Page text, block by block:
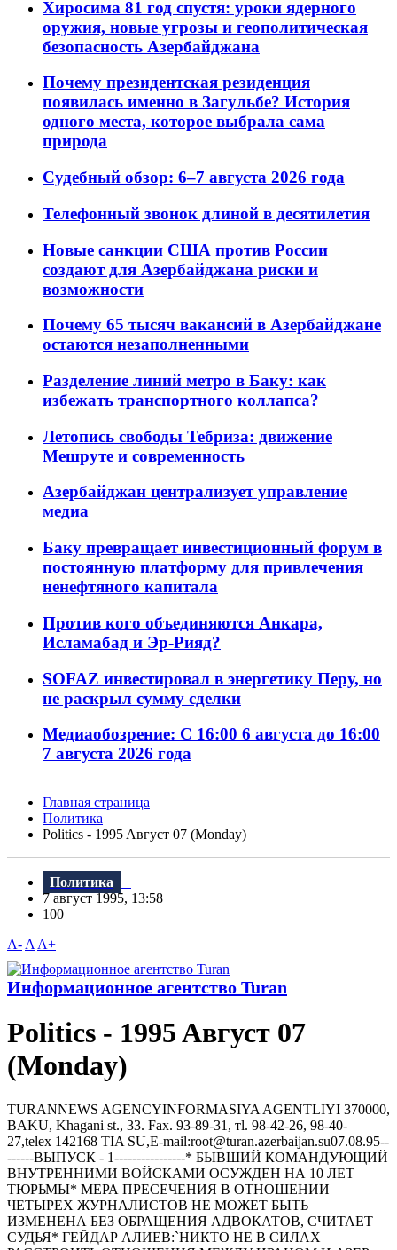
Хиросима 81 год спустя: уроки ядерного
оружия, новые угрозы и геополитическая
безопасность Азербайджана
Почему президентская резиденция
появилась именно в Загульбе? История
одного места, которое выбрала сама
природа
Судебный обзор: 6–7 августа 2026 года
Телефонный звонок длиной в десятилетия
Новые санкции США против России
создают для Азербайджана риски и
возможности
Почему 65 тысяч вакансий в Азербайджане
остаются незаполненными
Разделение линий метро в Баку: как
избежать транспортного коллапса?
Летопись свободы Тебриза: движение
Мешруте и современность
Азербайджан централизует управление
медиа
Баку превращает инвестиционный форум в
постоянную платформу для привлечения
ненефтяного капитала
Против кого объединяются Анкара,
Исламабад и Эр-Рияд?
SOFAZ инвестировал в энергетику Перу, но
не раскрыл сумму сделки
Медиаобозрение: С 16:00 6 августа до 16:00
7 августа 2026 года
Главная страница
Политика
Politics - 1995 Aвгуст 07 (Monday)
Политика
7 август 1995, 13:58
100
A- A A+
Информационное агентство Turan
Politics - 1995 Aвгуст 07
(Monday)
TURANNEWS AGENCYINFORMASIYA AGENTLIYI 370000,
BAKU, Khagani st., 33. Fax. 93-89-31, тl. 98-42-26, 98-40-
27,telex 142168 TIA SU,E-mail:root@turan.azerbaijan.su07.08.95--
------ВЫПУСК - 1----------------* БЫВШИЙ КОМАHДУЮЩИЙ
ВHУТРЕHHИМИ ВОЙСКАМИ ОСУЖДЕH HА 10 ЛЕТ
ТЮРЬМЫ* МЕРА ПРЕСЕЧЕHИЯ В ОТHОШЕHИИ
ЧЕТЫРЕХ ЖУРHАЛИСТОВ HЕ МОЖЕТ БЫТЬ
ИЗМЕHЕHА БЕЗ ОБРАЩЕHИЯ АДВОКАТОВ, СЧИТАЕТ
СУДЬЯ* ГЕЙДАР АЛИЕВ:`НИКТО НЕ В СИЛАХ